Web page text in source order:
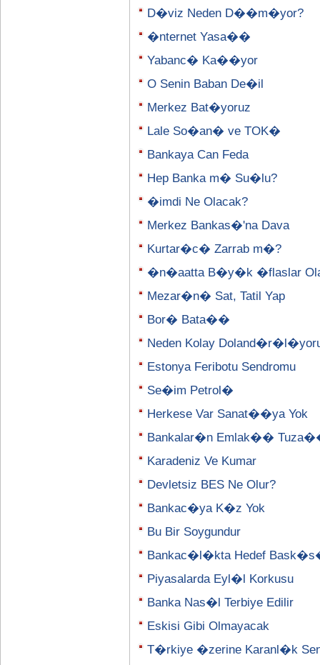
D�viz Neden D��m�yor?
�nternet Yasa��
Yabanc� Ka��yor
O Senin Baban De�il
Merkez Bat�yoruz
Lale So�an� ve TOK�
Bankaya Can Feda
Hep Banka m� Su�lu?
�imdi Ne Olacak?
Merkez Bankas�'na Dava
Kurtar�c� Zarrab m�?
�n�aatta B�y�k �flaslar
Mezar�n� Sat, Tatil Yap
Bor� Bata��
Neden Kolay
Estonya Feribotu Sendromu
Se�im Petrol�
Herkese Var Sanat��ya Yok
Bankalar�n Emlak��
Karadeniz Ve Kumar
Devletsiz BES Ne Olur?
Bankac�ya K�z Yok
Bu Bir Soygundur
Bankac�l�kta Hedef
Piyasalarda Eyl�l Korkusu
Banka Nas�l Terbiye Edilir
Eskisi Gibi Olmayacak
T�rkiye �zerine Karanl�k